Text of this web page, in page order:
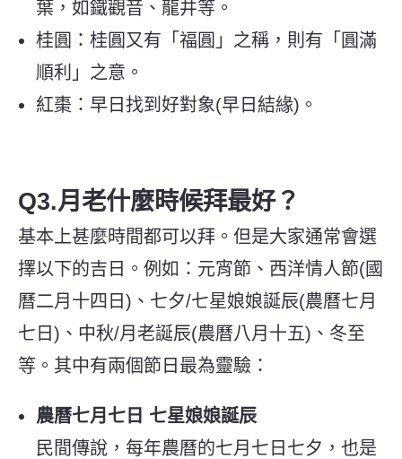
葉，如鐵觀音、龍井等。
桂圓：桂圓又有「福圓」之稱，則有「圓滿
順利」之意。
紅棗：早日找到好對象(早日結緣)。
Q3.月老什麼時候拜最好？
基本上甚麼時間都可以拜。但是大家通常會選
擇以下的吉日。例如：元宵節、西洋情人節(國
曆二月十四日)、七夕/七星娘娘誕辰(農曆七月
七日)、中秋/月老誕辰(農曆八月十五)、冬至
等。其中有兩個節日最為靈驗：
農曆七月七日 七星娘娘誕辰
民間傳說，每年農曆的七月七日七夕，也是